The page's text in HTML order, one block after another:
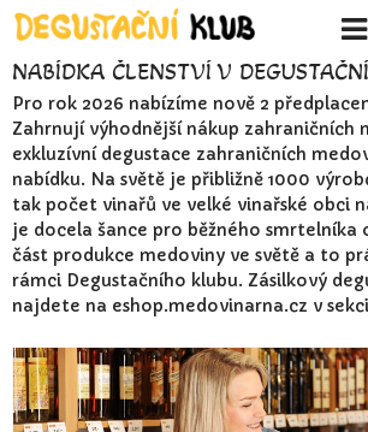
NABÍDKA ČLENSTVÍ V
Pro rok 2026 nabízíme nově 2
Zahrnují výhodnější nákup zahraničních
exkluzívní degustace zahraničních
nabídku. Na světě je přibližně 1000
tak počet vinařů ve velké vinařské obci
je docela šance pro běžného smrtelníka
část produkce medoviny ve světě a to
rámci Degustačního klubu. Zásilkový
najdete na eshop.medovinarna.cz v